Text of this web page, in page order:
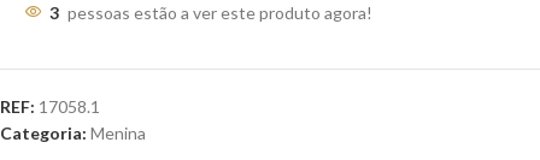
3 pessoas estão a ver este produto agora!
REF: 17058.1
Categoria: Menina